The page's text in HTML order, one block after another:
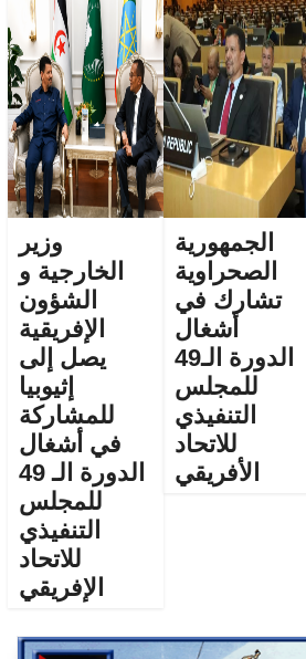
الجمهورية
الصحراوية
تشارك في
أشغال
الدورة الـ49
للمجلس
التنفيذي
للاتحاد
الأفريقي
وزير
الخارجية و
الشؤون
الإفريقية
يصل إلى
إثيوبيا
للمشاركة
في أشغال
الدورة الـ 49
للمجلس
التنفيذي
للاتحاد
الإفريقي